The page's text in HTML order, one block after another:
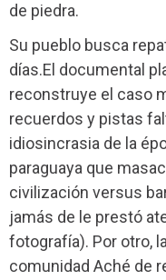
de piedra.
Su pueblo busca
días.El documental
reconstruye el caso
recuerdos y pistas
idiosincrasia de la
paraguaya que
civilización versus
jamás de le prestó
fotografía). Por otro,
comunidad Aché de